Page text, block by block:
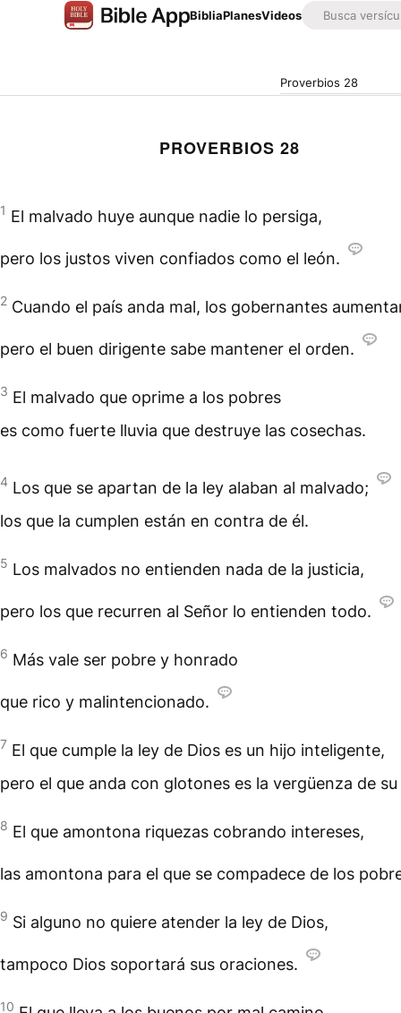
BibliaPlanesVideos
Proverbios 28
PROVERBIOS 28
1 El malvado huye aunque nadie lo persiga,
pero los justos viven confiados como el león.
2 Cuando el país anda mal, los gobernantes
pero el buen dirigente sabe mantener el orden.
3 El malvado que oprime a los pobres
es como fuerte lluvia que destruye las cosechas.
4 Los que se apartan de la ley alaban al malvado;
los que la cumplen están en contra de él.
5 Los malvados no entienden nada de la justicia,
pero los que recurren al Señor lo entienden todo.
6 Más vale ser pobre y honrado
que rico y malintencionado.
7 El que cumple la ley de Dios es un hijo inteligente,
pero el que anda con glotones es la vergüenza de
8 El que amontona riquezas cobrando intereses,
las amontona para el que se compadece de los
9 Si alguno no quiere atender la ley de Dios,
tampoco Dios soportará sus oraciones.
10